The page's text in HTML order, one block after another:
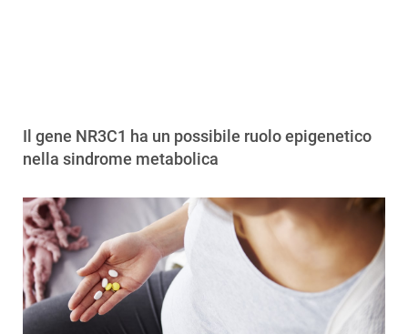
Il gene NR3C1 ha un possibile ruolo epigenetico
nella sindrome metabolica